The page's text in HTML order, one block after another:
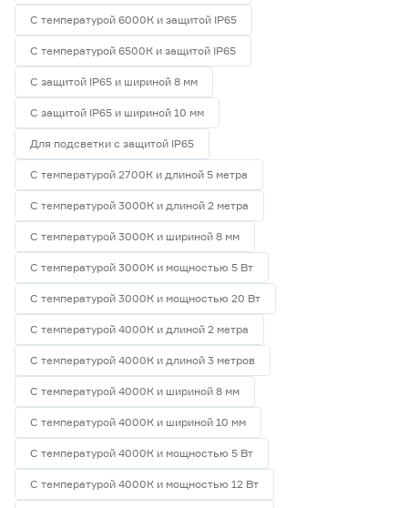
С температурой 6000К и защитой IP65
С температурой 6500К и защитой IP65
С защитой IP65 и шириной 8 мм
С защитой IP65 и шириной 10 мм
Для подсветки с защитой IP65
С температурой 2700К и длиной 5 метра
С температурой 3000К и длиной 2 метра
С температурой 3000К и шириной 8 мм
С температурой 3000К и мощностью 5 Вт
С температурой 3000К и мощностью 20 Вт
С температурой 4000К и длиной 2 метра
С температурой 4000К и длиной 3 метров
С температурой 4000К и шириной 8 мм
С температурой 4000К и шириной 10 мм
С температурой 4000К и мощностью 5 Вт
С температурой 4000К и мощностью 12 Вт